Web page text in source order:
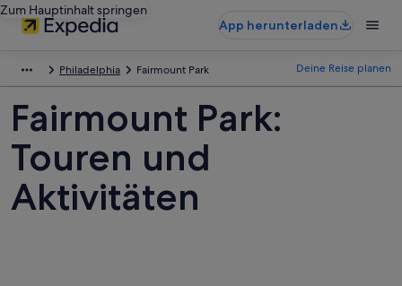
Zum Hauptinhalt springen
App herunterladen
Philadelphia Fairmount Park Deine Reise planen
Fairmount Park:
Touren und
Aktivitäten